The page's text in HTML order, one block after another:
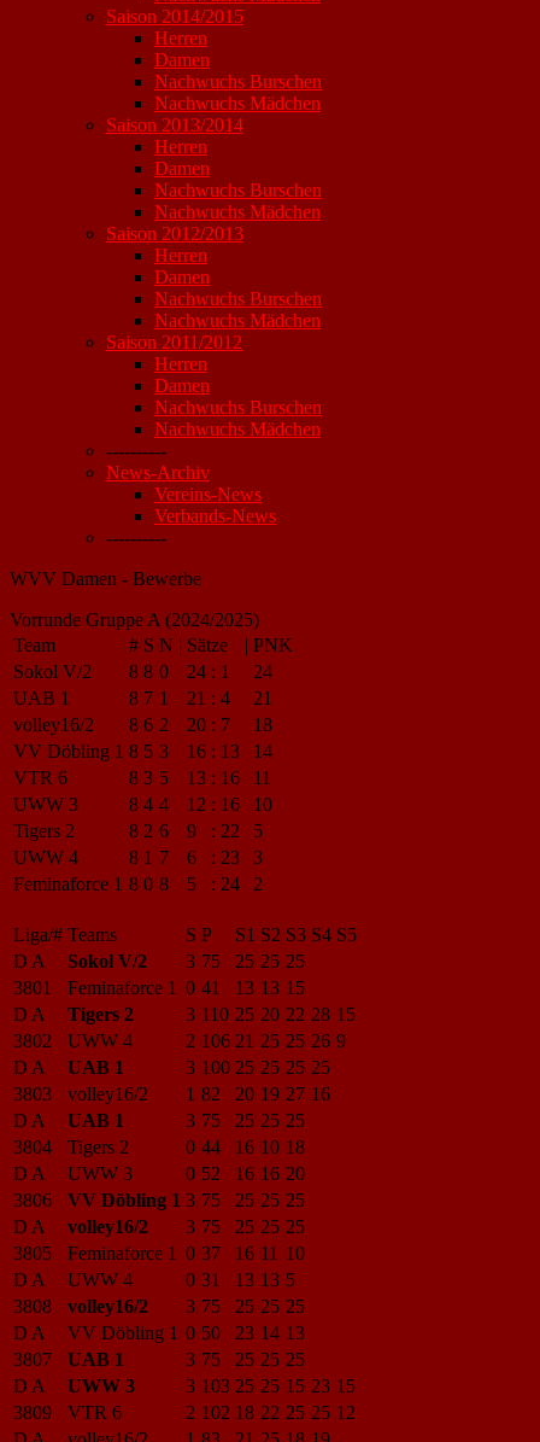
Saison 2014/2015
Herren
Damen
Nachwuchs Burschen
Nachwuchs Mädchen
Saison 2013/2014
Herren
Damen
Nachwuchs Burschen
Nachwuchs Mädchen
Saison 2012/2013
Herren
Damen
Nachwuchs Burschen
Nachwuchs Mädchen
Saison 2011/2012
Herren
Damen
Nachwuchs Burschen
Nachwuchs Mädchen
----------
News-Archiv
Vereins-News
Verbands-News
----------
WVV Damen - Bewerbe
Vorrunde Gruppe A (2024/2025)
Team
# S N | Sätze | PNK
Sokol V/2
8 8 0 24 : 1
24
UAB 1
8 7 1 21 : 4
21
volley16/2
8 6 2 20 : 7
18
VV Döbling 1 8 5 3 16 : 13
14
VTR 6
8 3 5 13 : 16
11
UWW 3
8 4 4 12 : 16
10
Tigers 2
8 2 6 9 : 22
5
UWW 4
8 1 7 6 : 23
3
Feminaforce 1 8 0 8 5 : 24 2
Liga/# Teams S P S1 S2 S3 S4 S5
D A
Sokol V/2 3 75 25 25 25
3801
Feminaforce 1 0 41 13 13 15
D A
Tigers 2 3 110 25 20 22 28 15
3802
UWW 4 2 106 21 25 25 26 9
D A
UAB 1 3 100 25 25 25 25
3803
volley16/2 1 82 20 19 27 16
D A
UAB 1 3 75 25 25 25
3804
Tigers 2 0 44 16 10 18
D A
UWW 3 0 52 16 16 20
3806
VV Döbling 1 3 75 25 25 25
D A
volley16/2 3 75 25 25 25
3805
Feminaforce 1 0 37 16 11 10
D A
UWW 4 0 31 13 13 5
3808
volley16/2 3 75 25 25 25
D A
VV Döbling 1 0 50 23 14 13
3807
UAB 1 3 75 25 25 25
D A
UWW 3 3 103 25 25 15 23 15
3809
VTR 6 2 102 18 22 25 25 12